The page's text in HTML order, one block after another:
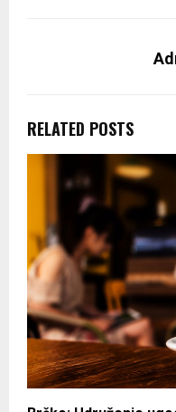
RELATED POSTS